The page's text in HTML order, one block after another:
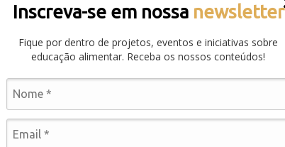
Inscreva-se em nossa newsletter
Fique por dentro de projetos, eventos e iniciativas sobre
educação alimentar. Receba os nossos conteúdos!